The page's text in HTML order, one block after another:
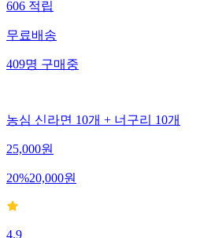
606적립
무료배송
409명구매중
농심 신라면 10개 + 너구리 10개
25,000원
20%20,000원